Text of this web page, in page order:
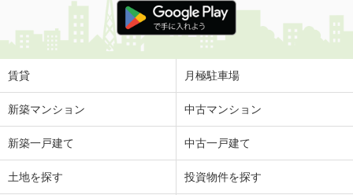
賃貸 月極駐車場
新築マンション 中古マンション
新築一戸建て 中古一戸建て
土地を探す 投資物件を探す